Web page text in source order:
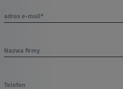
adres e-mail*
Nazwa firmy
Telefon